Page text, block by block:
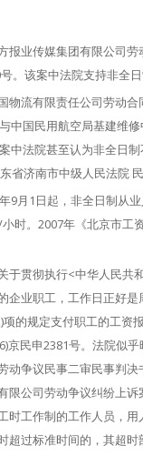
报业传媒集团有限公司
。该案中法院支持非全
物流有限责任公司劳动
中国民用航空局基建维
中法院甚至认为非全日
省济南市中级人民法院
9月1日起，非全日制从
时。2007年《北京市工
于贯彻执行<中华人民共
企业职工，工作日正好
的规定支付职工的工资
京民申2381号。法院似
动争议民事二审民事判
限公司劳动争议纠纷上
时工作制的工作人员，
超过标准时间的，其超时